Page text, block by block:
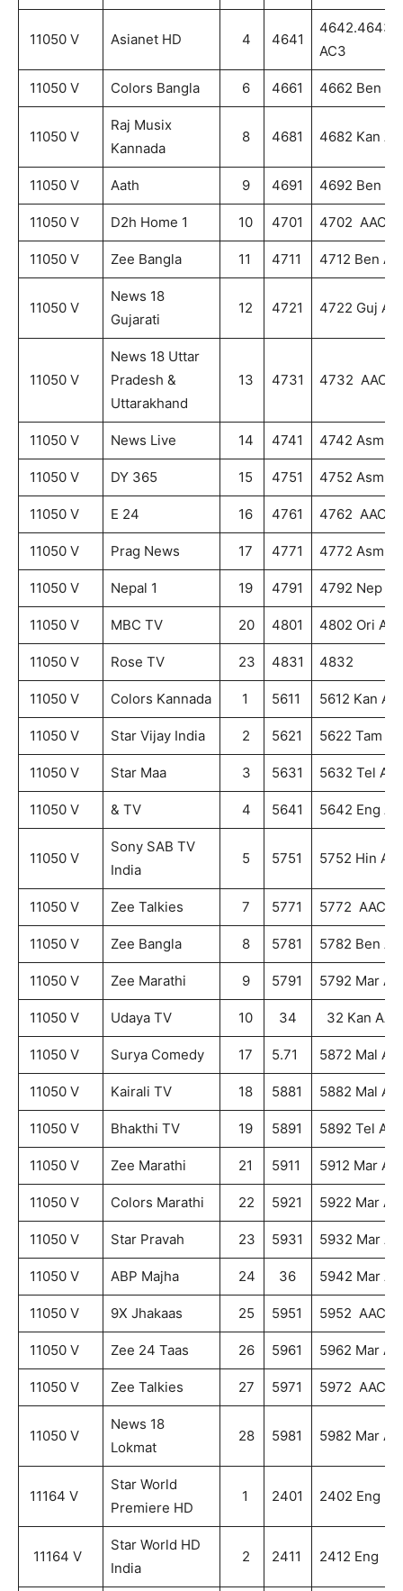
11050 V Asianet HD 4 4641
4642.4643
AC3
11050 V Colors Bangla 6 4661 4662 Ben
11050 V
Raj Musix
Kannada
8 4681 4682 Kan
11050 V Aath 9 4691 4692 Ben
11050 V D2h Home 1 10 4701 4702 AAC
11050 V Zee Bangla 11 4711 4712 Ben
11050 V
News 18
Gujarati
12 4721 4722 Guj
11050 V
News 18 Uttar
Pradesh &
Uttarakhand
13 4731 4732 AAC
11050 V News Live 14 4741 4742 Asm
11050 V DY 365 15 4751 4752 Asm
11050 V E 24 16 4761 4762 AAC
11050 V Prag News 17 4771 4772 Asm
11050 V Nepal 1 19 4791 4792 Nep
11050 V MBC TV 20 4801 4802 Ori
11050 V Rose TV 23 4831 4832
11050 V Colors Kannada 1 5611 5612 Kan
11050 V Star Vijay India 2 5621 5622 Tam
11050 V Star Maa 3 5631 5632 Tel
11050 V & TV 4 5641 5642 Eng
11050 V
Sony SAB TV
India
5 5751 5752 Hin
11050 V Zee Talkies 7 5771 5772 AAC
11050 V Zee Bangla 8 5781 5782 Ben
11050 V Zee Marathi 9 5791 5792 Mar
11050 V Udaya TV 10 34 32 Kan AAC
11050 V Surya Comedy 17 5.71 5872 Mal
11050 V Kairali TV 18 5881 5882 Mal
11050 V Bhakthi TV 19 5891 5892 Tel
11050 V Zee Marathi 21 5911 5912 Mar
11050 V Colors Marathi 22 5921 5922 Mar
11050 V Star Pravah 23 5931 5932 Mar
11050 V ABP Majha 24 36 5942 Mar
11050 V 9X Jhakaas 25 5951 5952 AAC
11050 V Zee 24 Taas 26 5961 5962 Mar
11050 V Zee Talkies 27 5971 5972 AAC
11050 V
News 18
Lokmat
28 5981 5982 Mar
11164 V
Star World
Premiere HD
1 2401 2402 Eng
11164 V
Star World HD
India
2 2411 2412 Eng